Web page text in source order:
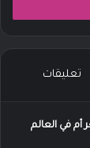
تعليقات
في العالم